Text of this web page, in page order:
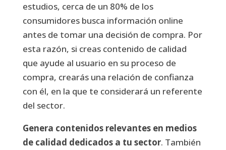
estudios, cerca de un 80% de los
consumidores busca información online
antes de tomar una decisión de compra. Por
esta razón, si creas contenido de calidad
que ayude al usuario en su proceso de
compra, crearás una relación de confianza
con él, en la que te considerará un referente
del sector.
Genera contenidos relevantes en medios
de calidad dedicados a tu sector. También